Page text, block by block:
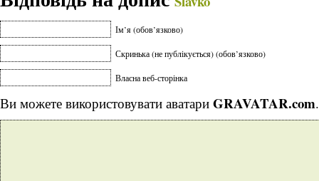
Ім’я (обов’язково)
Скринька (не публікується) (обов’язково)
Власна веб-сторінка
Ви можете використовувати аватари GRAVATAR.com.